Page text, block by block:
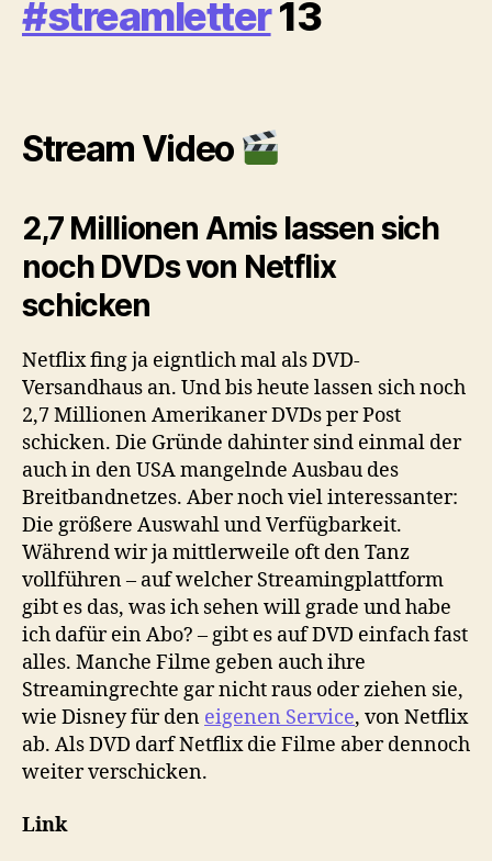
#streamletter13
Stream Video
2,7 Millionen Amis lassen sich
noch DVDs von Netflix
schicken
Netflix fing ja eigntlich mal als DVD-
Versandhaus an. Und bis heute lassen sich noch
2,7 Millionen Amerikaner DVDs per Post
schicken. Die Gründe dahinter sind einmal der
auch in den USA mangelnde Ausbau des
Breitbandnetzes. Aber noch viel interessanter:
Die größere Auswahl und Verfügbarkeit.
Während wir ja mittlerweile oft den Tanz
vollführen – auf welcher Streamingplattform
gibt es das, was ich sehen will grade und habe
ich dafür ein Abo? – gibt es auf DVD einfach fast
alles. Manche Filme geben auch ihre
Streamingrechte gar nicht raus oder ziehen sie,
wie Disney für den eigenen Service, von Netflix
ab. Als DVD darf Netflix die Filme aber dennoch
weiter verschicken.
Link